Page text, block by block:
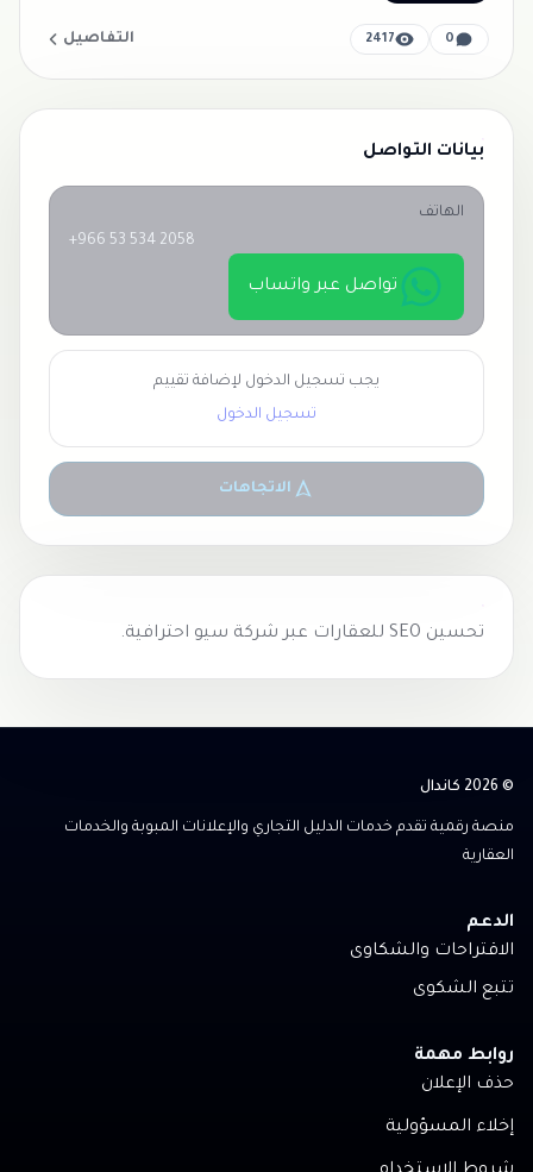
0
2417 التفاصيل
بيانات التواصل
الهاتف
+966 53 534 2058
تواصل عبر واتساب
يجب تسجيل الدخول لإضافة تقييم
تسجيل الدخول
الاتجاهات
تحسين SEO للعقارات عبر شركة سيو احترافية.
© 2026 كاندال
منصة رقمية تقدم خدمات الدليل التجاري والإعلانات المبوبة والخدمات
العقارية
الدعم
الاقتراحات والشكاوى
تتبع الشكوى
روابط مهمة
حذف الإعلان
إخلاء المسؤولية